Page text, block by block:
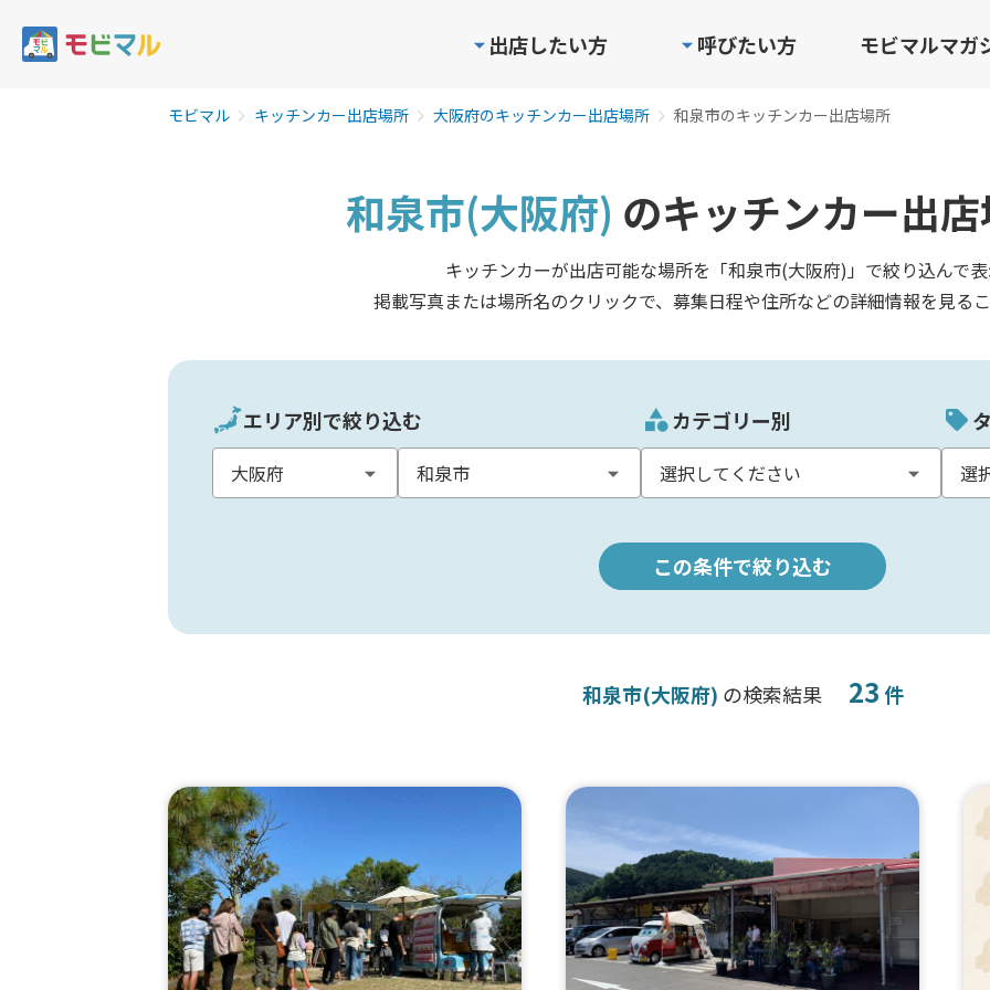
出店したい方 呼びたい方 モビマルマガ
モビマル キッチンカー出店場所 大阪府のキッチンカー出店場所 和泉市のキッチンカー出店場所
和泉市(大阪府) のキッチンカー出
キッチンカーが出店可能な場所を「和泉市(大阪府)」で絞り込んで
掲載写真または場所名のクリックで、募集日程や住所などの詳細情報を見る
エリア別で絞り込む カテゴリー別
この条件で絞り込む
和泉市(大阪府) の検索結果 23件